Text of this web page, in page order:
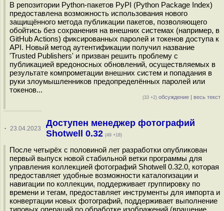
В репозитории Python-пакетов PyPI (Python Package Index)
предоставлена возможность использования нового
защищённого метода публикации пакетов, позволяющего
обойтись без сохранения на внешних системах (например, в
GitHub Actions) фиксированных паролей и токенов доступа к
API. Новый метод аутентификации получил название
'Trusted Publishers' и призван решить проблему с
публикацией вредоносных обновлений, осуществляемых в
результате компрометации внешних систем и попадания в
руки злоумышленников предопределённых паролей или
токенов...
(33 +2) обсуждение | весь текст
· 23.04.2023
Доступен менеджер фотографий
Shotwell 0.32 (49 +18)
После четырёх с половиной лет разработки опубликован
первый выпуск новой стабильной ветки программы для
управления коллекцией фотографий Shotwell 0.32.0, которая
предоставляет удобные возможности каталогизации и
навигации по коллекции, поддерживает группировку по
времени и тегам, предоставляет инструменты для импорта и
конвертации новых фотографий, поддерживает выполнение
типовых операций по обработке изображений (вращение,